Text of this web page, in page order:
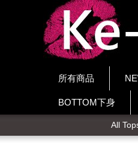
所有商品
BOTTOM下身
All